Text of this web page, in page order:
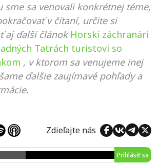
sme sa venovali konkrétnej téme,
v čítaní, určite si
aj ďalší článok Horskí záchranári
Tatrách turistovi so
, v ktorom sa venujeme inej
ďalšie zaujímavé pohľady a
Zdieľajte nás
Prihlásiť sa